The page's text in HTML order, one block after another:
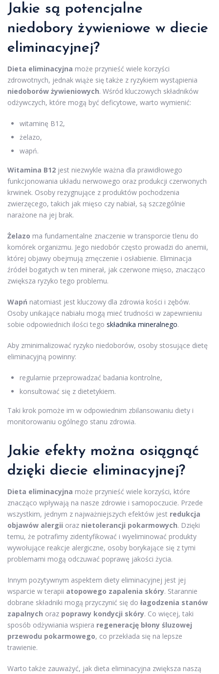
Jakie są potencjalne
niedobory żywieniowe w diecie
eliminacyjnej?
Dieta eliminacyjna może przynieść wiele korzyści
zdrowotnych, jednak wiąże się także z ryzykiem wystąpienia
niedoborów żywieniowych. Wśród kluczowych składników
odżywczych, które mogą być deficytowe, warto wymienić:
witaminę B12,
żelazo,
wapń.
Witamina B12 jest niezwykle ważna dla prawidłowego
funkcjonowania układu nerwowego oraz produkcji czerwonych
krwinek. Osoby rezygnujące z produktów pochodzenia
zwierzęcego, takich jak mięso czy nabiał, są szczególnie
narażone na jej brak.
Żelazo ma fundamentalne znaczenie w transporcie tlenu do
komórek organizmu. Jego niedobór często prowadzi do anemii,
której objawy obejmują zmęczenie i osłabienie. Eliminacja
źródeł bogatych w ten minerał, jak czerwone mięso, znacząco
zwiększa ryzyko tego problemu.
Wapń natomiast jest kluczowy dla zdrowia kości i zębów.
Osoby unikające nabiału mogą mieć trudności w zapewnieniu
sobie odpowiednich ilości tego składnika mineralnego.
Aby zminimalizować ryzyko niedoborów, osoby stosujące dietę
eliminacyjną powinny:
regularnie przeprowadzać badania kontrolne,
konsultować się z dietetykiem.
Taki krok pomoże im w odpowiednim zbilansowaniu diety i
monitorowaniu ogólnego stanu zdrowia.
Jakie efekty można osiągnąć
dzięki diecie eliminacyjnej?
Dieta eliminacyjna może przynieść wiele korzyści, które
znacząco wpływają na nasze zdrowie i samopoczucie. Przede
wszystkim, jednym z najważniejszych efektów jest redukcja
objawów alergii oraz nietolerancji pokarmowych. Dzięki
temu, że potrafimy zidentyfikować i wyeliminować produkty
wywołujące reakcje alergiczne, osoby borykające się z tymi
problemami mogą odczuwać poprawę jakości życia.
Innym pozytywnym aspektem diety eliminacyjnej jest jej
wsparcie w terapii atopowego zapalenia skóry. Starannie
dobrane składniki mogą przyczynić się do łagodzenia stanów
zapalnych oraz poprawy kondycji skóry. Co więcej, taki
sposób odżywiania wspiera regenerację błony śluzowej
przewodu pokarmowego, co przekłada się na lepsze
trawienie.
Warto także zauważyć, jak dieta eliminacyjna zwiększa naszą